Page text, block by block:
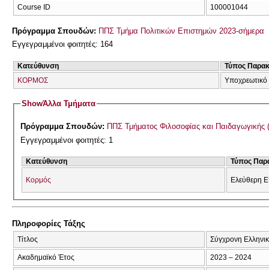
Course ID 100001044
Πρόγραμμα Σπουδών: ΠΠΣ Τμήμα Πολιτικών Επιστημών 2023-σήμερα
Εγγεγραμμένοι φοιτητές: 164
Κατεύθυνση
Τύπος
ΚΟΡΜΟΣ
Υποχρεωτικό
ShowΆλλα Τμήματα
Πρόγραμμα Σπουδών: ΠΠΣ Τμήματος Φιλοσοφίας και Παιδαγωγικής
Εγγεγραμμένοι φοιτητές: 1
Κατεύθυνση Τύπος
Κορμός Ελεύθερη
Πληροφορίες Τάξης
Τίτλος Σύγχρονη
Ακαδημαϊκό Έτος 2023 – 2024